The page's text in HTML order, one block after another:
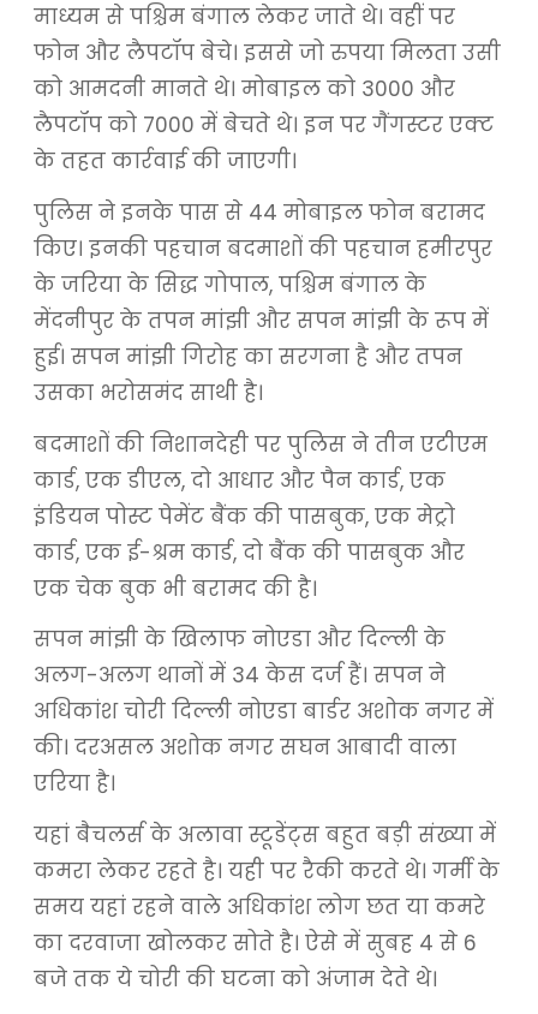
माध्यम से पश्चिम बंगाल लेकर जाते थे। वहीं पर
फोन और लैपटॉप बेचे। इससे जो रुपया मिलता उसी
को आमदनी मानते थे। मोबाइल को 3000 और
लैपटॉप को 7000 में बेचते थे। इन पर गैंगस्टर एक्ट
के तहत कार्रवाई की जाएगी।
पुलिस ने इनके पास से 44 मोबाइल फोन बरामद
किए। इनकी पहचान बदमाशों की पहचान हमीरपुर
के जरिया के सिद्ध गोपाल, पश्चिम बंगाल के
मेंदनीपुर के तपन मांझी और सपन मांझी के रूप में
हुई। सपन मांझी गिरोह का सरगना है और तपन
उसका भरोसमंद साथी है।
बदमाशों की निशानदेही पर पुलिस ने तीन एटीएम
कार्ड, एक डीएल, दो आधार और पैन कार्ड, एक
इंडियन पोस्ट पेमेंट बैंक की पासबुक, एक मेट्रो
कार्ड, एक ई-श्रम कार्ड, दो बैंक की पासबुक और
एक चेक बुक भी बरामद की है।
सपन मांझी के खिलाफ नोएडा और दिल्ली के
अलग-अलग थानों में 34 केस दर्ज हैं। सपन ने
अधिकांश चोरी दिल्ली नोएडा बार्डर अशोक नगर में
की। दरअसल अशोक नगर सघन आबादी वाला
एरिया है।
यहां बैचलर्स के अलावा स्टूडेंट्स बहुत बड़ी संख्या में
कमरा लेकर रहते है। यही पर रैकी करते थे। गर्मी के
समय यहां रहने वाले अधिकांश लोग छत या कमरे
का दरवाजा खोलकर सोते है। ऐसे में सुबह 4 से 6
बजे तक ये चोरी की घटना को अंजाम देते थे।